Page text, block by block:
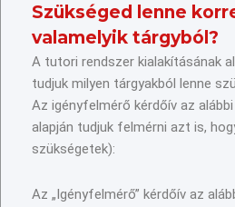
Szükséged lenne
valamelyik tárgyból?
A tutori rendszer kialakításának
tudjuk milyen tárgyakból lenne
Az igényfelmérő kérdőív az
alapján tudjuk felmérni azt is,
szükségetek):
Az „Igényfelmérő” kérdőív az